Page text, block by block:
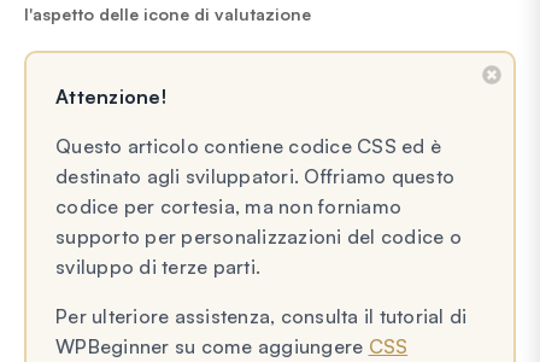
l'aspetto delle icone di valutazione
Attenzione!
Questo articolo contiene codice CSS ed è
destinato agli sviluppatori. Offriamo questo
codice per cortesia, ma non forniamo
supporto per personalizzazioni del codice o
sviluppo di terze parti.
Per ulteriore assistenza, consulta il tutorial di
WPBeginner su come aggiungere CSS